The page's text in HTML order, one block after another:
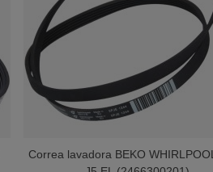
Correa lavadora BEKO